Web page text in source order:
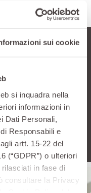
sui cookie
si inquadra nella
informazioni in
Dati Personali,
Responsabili e
artt. 15-22 del
(“GDPR”) o ulteriori
in fase di
consultare la Privacy
ricette che